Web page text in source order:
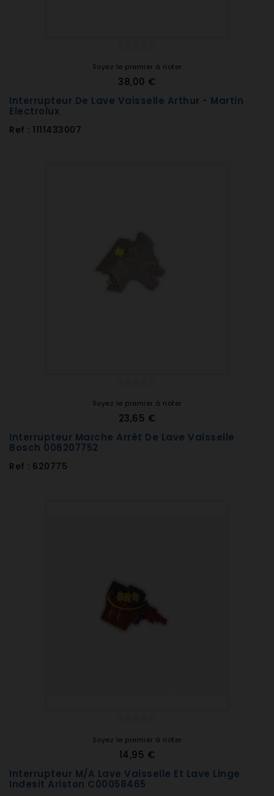
Soyez le premier à noter
38,00 €
Interrupteur De Lave Vaisselle Arthur - Martin
Electrolux
Ref : 1111433007
Soyez le premier à noter
23,65 €
Interrupteur Marche Arrêt De Lave Vaisselle
Bosch 006207752
Ref : 620775
Soyez le premier à noter
14,95 €
Interrupteur M/A Lave Vaisselle Et Lave Linge
Indesit Ariston C00058465